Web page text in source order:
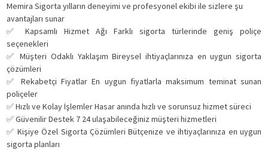
Memira Sigorta yılların deneyimi ve profesyonel ekibi ile sizlere şu
avantajları sunar
✅ Kapsamlı Hizmet Ağı Farklı sigorta türlerinde geniş poliçe
seçenekleri
✅ Müşteri Odaklı Yaklaşım Bireysel ihtiyaçlarınıza en uygun sigorta
çözümleri
✅ Rekabetçi Fiyatlar En uygun fiyatlarla maksimum teminat sunan
poliçeler
✅ Hızlı ve Kolay İşlemler Hasar anında hızlı ve sorunsuz hizmet süreci
✅ Güvenilir Destek 7 24 ulaşabileceğiniz müşteri hizmetleri
✅ Kişiye Özel Sigorta Çözümleri Bütçenize ve ihtiyaçlarınıza en uygun
sigorta planları